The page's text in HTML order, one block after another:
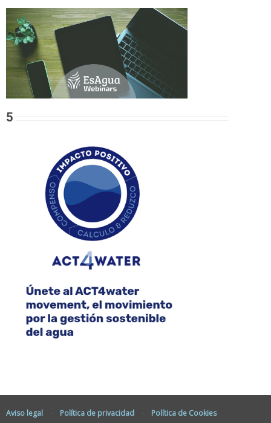
5
Aviso legal Política de privacidad Política de Cookies